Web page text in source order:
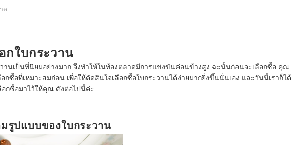
ด
กใบกระวาน
านเป็นที่นิยมอย่างมาก จึงทำให้ในท้องตลาดมีการแข่งขันค่อนข้างสูง ฉะนั้นก่อนจะเลือกซื้อ คุณ
อกซื้อที่เหมาะสมก่อน เพื่อให้ตัดสินใจเลือกซื้อใบกระวานได้ง่ายมากยิ่งขึ้นนั่นเอง และวันนี้เราก็ได้
อกซื้อมาไว้ให้คุณ ดังต่อไปนี้ค่ะ
มรูปแบบของใบกระวาน